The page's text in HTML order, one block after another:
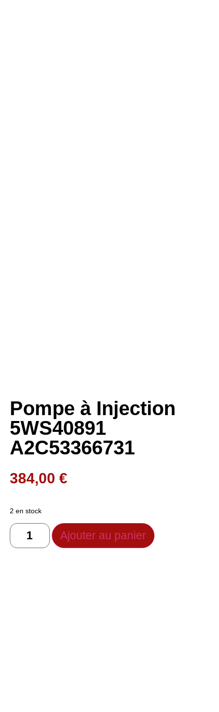
Pompe à Injection
5WS40891
A2C53366731
384,00 €
2 en stock
Ajouter au panier